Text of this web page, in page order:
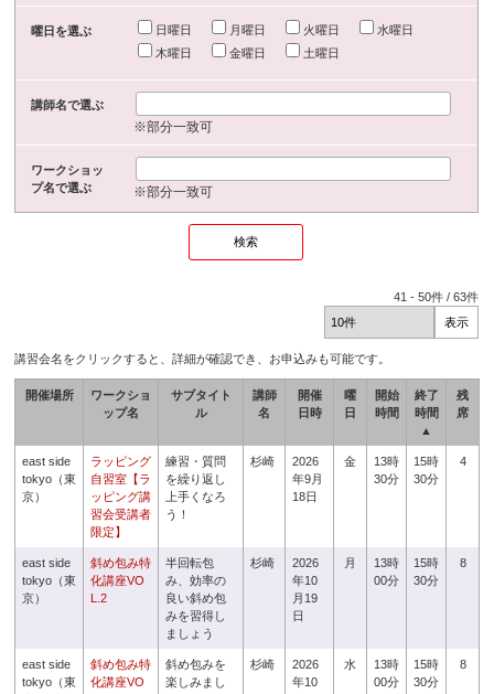
曜日を選ぶ 日曜日 月曜日 火曜日
水曜日
木曜日
金曜日 土曜日
講師名で選ぶ
※部分一致可
ワークショッ
プ名で選ぶ
※部分一致可
41 -50件 /63件
講習会名をクリックすると、詳細が確認でき、お申込みも可能です。
開催場所
ワークショ
ップ名
サブタイト
ル
講師
名
開催
日時
曜
日
開始
時間
終了
時間
▲
残
席
east side
tokyo（東
京）
ラッピング
自習室【ラ
ッピング講
習会受講者
限定】
練習・質問
を繰り返し
上手くなろ
う！
杉崎
2026
年9月
18日
金
13時
30分
15時
30分
4
east side
tokyo（東
京）
斜め包み特
化講座VO
L.2
半回転包
み、効率の
良い斜め包
みを習得し
ましょう
杉崎
2026
年10
月19
日
月
13時
00分
15時
30分
8
east side
tokyo（東
斜め包み特
化講座VO
斜め包みを
楽しみまし
杉崎
2026
年10
水
13時
00分
15時
30分
8